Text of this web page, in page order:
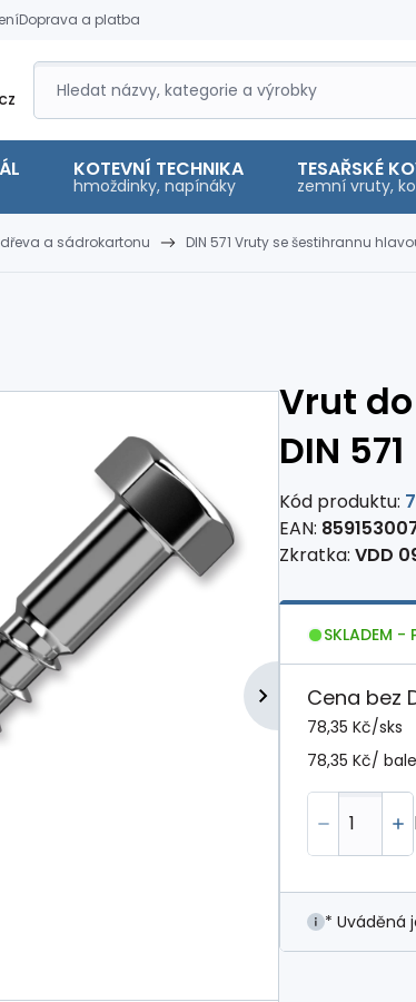
Doprava a platba
KOTEVNÍ TECHNIKA
hmoždinky, napínáky
TESAŘSKÉ
zemní vruty,
a sádrokartonu DIN 571 Vruty se šestihrannu
Vrut
DIN 571
Kód produktu:
EAN:
Zkratka: VDD
SKLADEM -
Cena bez
78,35 Kč/sks
78,35 Kč/
* Uváděná